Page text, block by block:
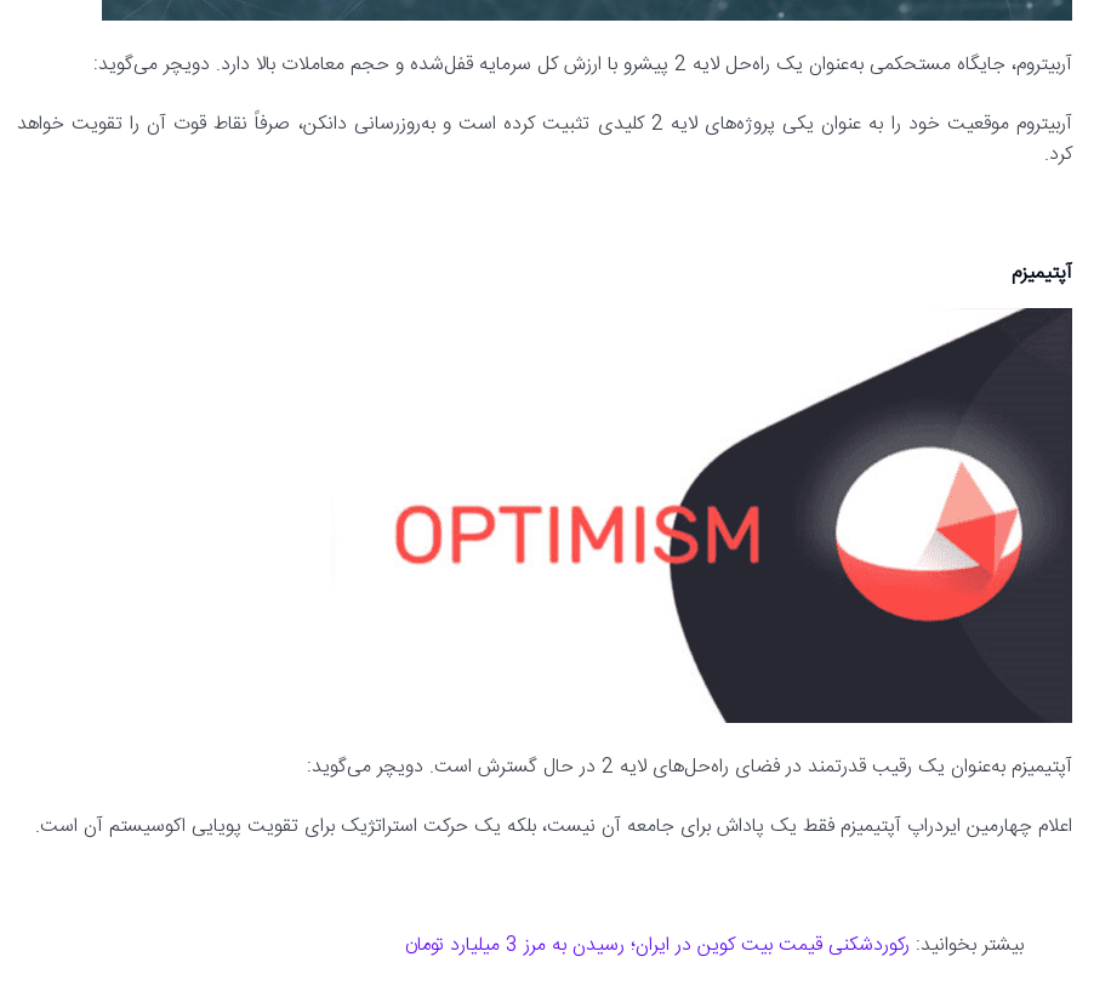
آربیتروم، جایگاه مستحکمی به‌عنوان یک راه‌حل لایه 2 پیشرو با ارزش کل سرمایه قفل‌شده و حجم معاملات بالا دارد. دویچر می‌گوید:
آربیتروم موقعیت خود را به عنوان یکی پروژه‌های لایه 2 کلیدی تثبیت کرده است و به‌روزرسانی دانکن، صرفاً نقاط قوت آن را تقویت خواهد
کرد.
آپتیمیزم
آپتیمیزم به‌عنوان یک رقیب قدرتمند در فضای راه‌حل‌های لایه 2 در حال گسترش است. دویچر می‌گوید:
اعلام چهارمین ایردراپ آپتیمیزم فقط یک پاداش برای جامعه آن نیست، بلکه یک حرکت استراتژیک برای تقویت پویایی اکوسیستم آن است.
بیشتر بخوانید: رکوردشکنی قیمت بیت کوین در ایران؛ رسیدن به مرز 3 میلیارد تومان